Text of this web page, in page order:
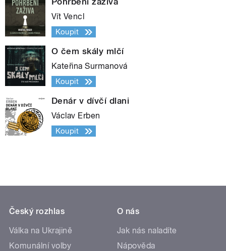
Vít Vencl
Koupit
O čem skály mlčí
Kateřina Surmanová
Koupit
Denár v dívčí dlani
Václav Erben
Koupit
Český rozhlas
Válka na Ukrajině
Komunální volby
O nás
Jak nás naladíte
Nápověda